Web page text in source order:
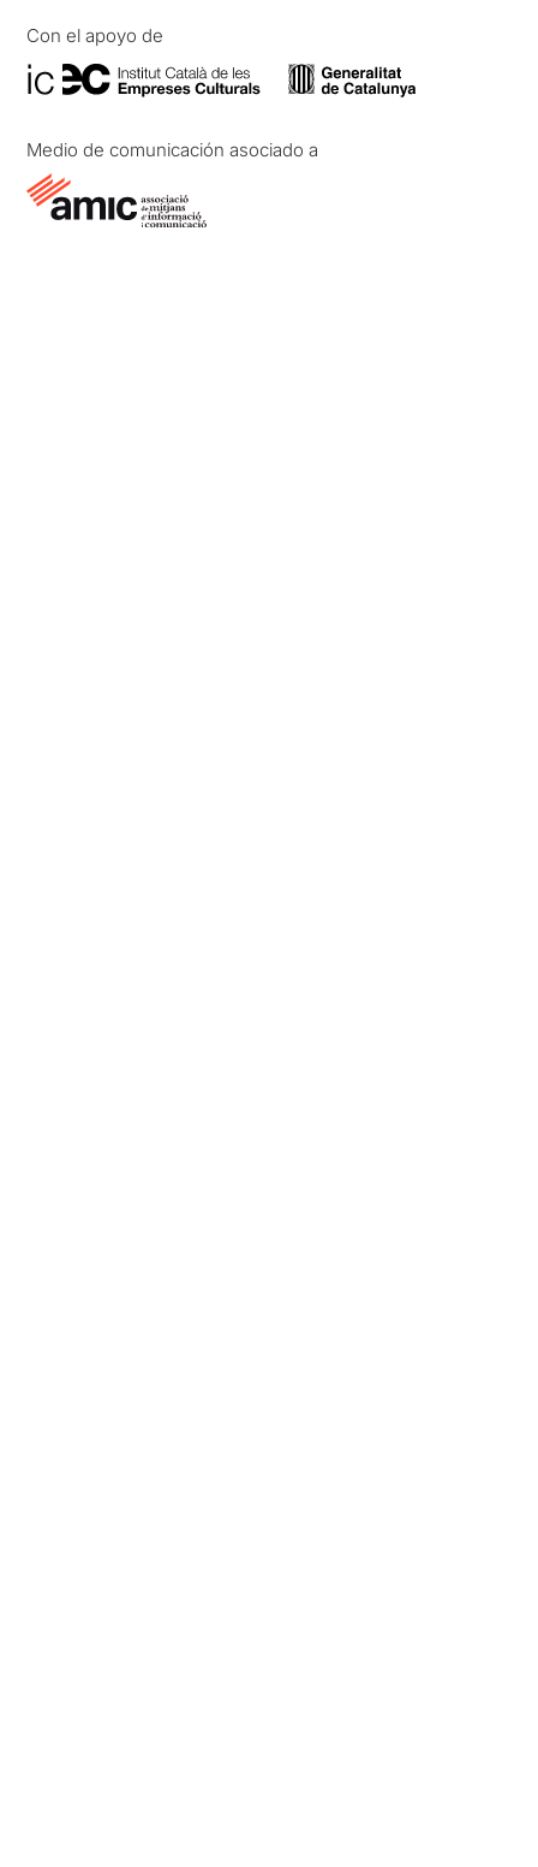
Con el apoyo de
Medio de comunicación asociado a